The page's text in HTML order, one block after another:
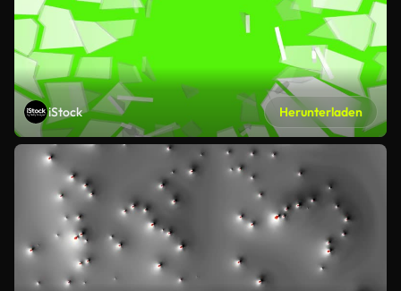
iStock Herunterladen